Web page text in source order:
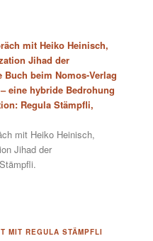
mit Heiko Heinisch,
Jihad der
beim Nomos-Verlag
eine hybride Bedrohung
Regula Stämpfli,
mit Heiko Heinisch,
Jihad der
MIT REGULA STÄMPFLI